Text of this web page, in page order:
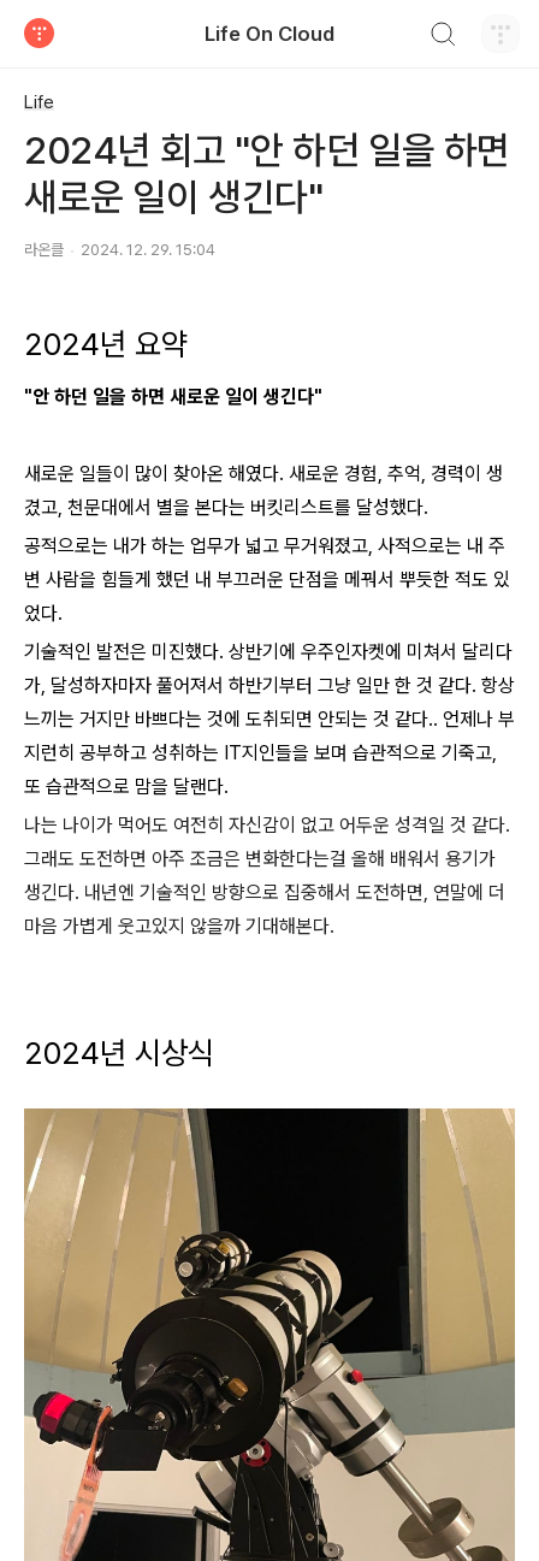
Life On Cloud
Life
2024년 회고 "안 하던 일을 하면
새로운 일이 생긴다"
라온클 2024. 12. 29. 15:04
2024년 요약
"안 하던 일을 하면 새로운 일이 생긴다"
새로운 일들이 많이 찾아온 해였다. 새로운 경험, 추억, 경력이 생
겼고, 천문대에서 별을 본다는 버킷리스트를 달성했다.
공적으로는 내가 하는 업무가 넓고 무거워졌고, 사적으로는 내 주
변 사람을 힘들게 했던 내 부끄러운 단점을 메꿔서 뿌듯한 적도 있
었다.
기술적인 발전은 미진했다. 상반기에 우주인자켓에 미쳐서 달리다
가, 달성하자마자 풀어져서 하반기부터 그냥 일만 한 것 같다. 항상
느끼는 거지만 바쁘다는 것에 도취되면 안되는 것 같다.. 언제나 부
지런히 공부하고 성취하는 IT지인들을 보며 습관적으로 기죽고,
또 습관적으로 맘을 달랜다.
나는 나이가 먹어도 여전히 자신감이 없고 어두운 성격일 것 같다.
그래도 도전하면 아주 조금은 변화한다는걸 올해 배워서 용기가
생긴다. 내년엔 기술적인 방향으로 집중해서 도전하면, 연말에 더
마음 가볍게 웃고있지 않을까 기대해본다.
2024년 시상식